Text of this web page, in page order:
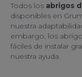
Todos los abrigos
disponibles en
nuestra
embargo, los
fáciles de instalar
nuestra ayuda.